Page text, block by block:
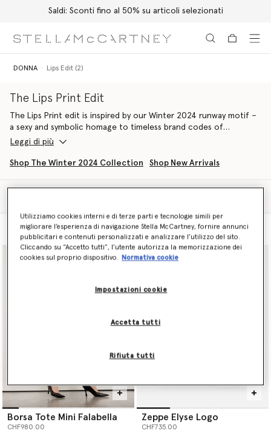
Saldi: Sconti fino al 50% su articoli selezionati
DONNA Lips Edit (2)
The Lips Print Edit
The Lips Print edit is inspired by our Winter 2024 runway motif –
a sexy and symbolic homage to timeless brand codes of
womanhood, sensuality and activism. The presentation was led by
the planet.
with lead-free crystal-lined lips, dresses spun forest-friendly
viscose mesh and chunky, RWS and RAS-certified knitwear.
Shop the Lips Print edit below.
Leggi di più
Shop The Winter 2024 Collection Shop New Arrivals
Vista modello Vista prodotto
Borsa Tote Mini Falabella
CHF980.00
Zeppe Elyse Logo
CHF735.00
Utilizziamo cookies interni e di terze parti e tecnologie simili per
migliorare l’esperienza di navigazione Stella McCartney, fornire annunci
pubblicitari e contenuti personalizzati e analizzare l’utilizzo del sito.
Cliccando su “Accetto tutti”, l’utente autorizza la memorizzazione dei
cookies sul proprio dispositivo.
Normativa cookie
Impostazioni cookie
Rifiuta tutti
Accetta tutti